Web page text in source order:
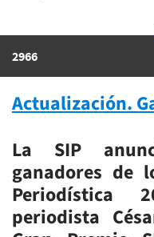
2966
Actualización.
La SIP
ganadores de
Periodística
periodista